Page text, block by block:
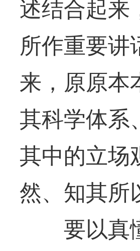
述结合起来
所作重要讲
来，原原本
其科学体系
其中的立场
然、知其所
要以真懂